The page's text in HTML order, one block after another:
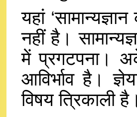
यहां
नहीं है।
में प्रगटपना।
आविर्भाव है।
विषय त्रिकाली है।